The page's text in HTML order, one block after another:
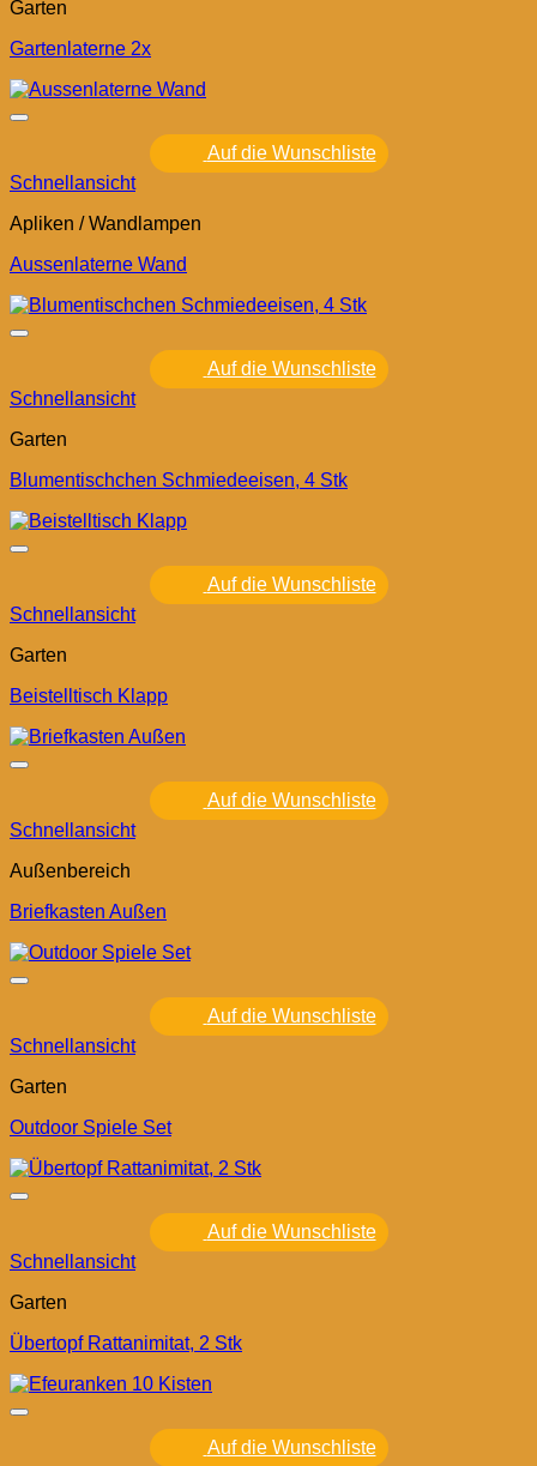
Garten
Gartenlaterne 2x
Auf die Wunschliste
Schnellansicht
Apliken / Wandlampen
Aussenlaterne Wand
Auf die Wunschliste
Schnellansicht
Garten
Blumentischchen Schmiedeeisen, 4 Stk
Auf die Wunschliste
Schnellansicht
Garten
Beistelltisch Klapp
Auf die Wunschliste
Schnellansicht
Außenbereich
Briefkasten Außen
Auf die Wunschliste
Schnellansicht
Garten
Outdoor Spiele Set
Auf die Wunschliste
Schnellansicht
Garten
Übertopf Rattanimitat, 2 Stk
Auf die Wunschliste